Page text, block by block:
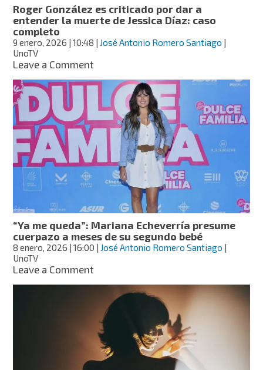
expuesta
y
qué
hacer
Roger González es criticado por dar a
entender la muerte de Jessica Díaz: caso
completo
9 enero, 2026 | 10:48 José Antonio Romero Santiago
UnoTV
Leave a Commenton
González
criticado
por
a
entender
la
muerte
Jessica
Díaz:
caso
completo
“Ya me queda”: Mariana Echeverría presume
cuerpazo a meses de su segundo bebé
8 enero, 2026 | 16:00 | José Antonio Romero Santiago |
UnoTV
Leave a Commenton
queda”:
Mariana
Echeverría
presume
cuerpazo
a